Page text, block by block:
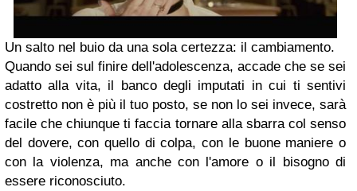
Un salto nel buio da una sola certezza: il cambiamento.
Quando sei sul finire dell'adolescenza, accade che se sei
adatto alla vita, il banco degli imputati in cui ti sentivi
costretto non è più il tuo posto, se non lo sei invece, sarà
facile che chiunque ti faccia tornare alla sbarra col senso
del dovere, con quello di colpa, con le buone maniere o
con la violenza, ma anche con l'amore o il bisogno di
essere riconosciuto.